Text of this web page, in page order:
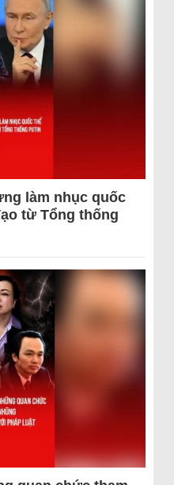
làm nhục quốc
từ Tổng thống